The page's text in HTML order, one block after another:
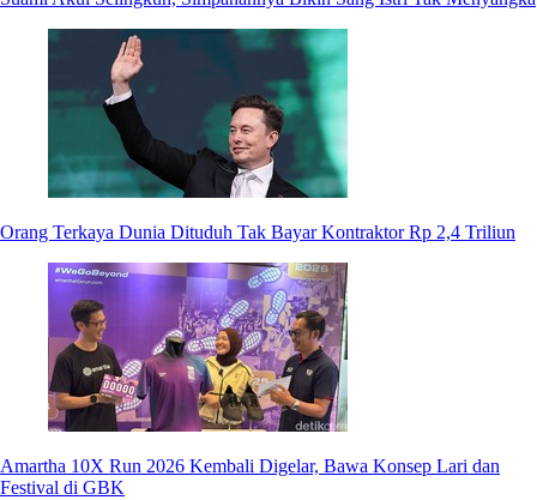
Orang Terkaya Dunia Dituduh Tak Bayar Kontraktor Rp 2,4 Triliun
Amartha 10X Run 2026 Kembali Digelar, Bawa Konsep Lari dan
Festival di GBK